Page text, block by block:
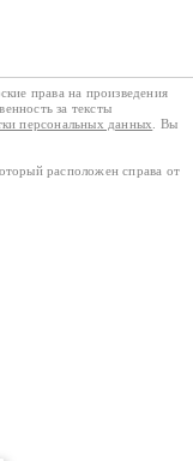
права на произведения
за тексты
персональных данных
. Вы
расположен справа от